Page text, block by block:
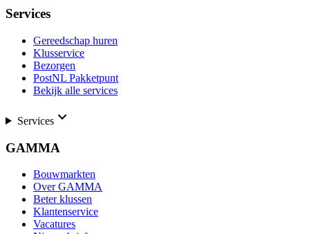
Services
Gereedschap huren
Klusservice
Bezorgen
PostNL Pakketpunt
Bekijk alle services
Services
GAMMA
Bouwmarkten
Over GAMMA
Beter klussen
Klantenservice
Vacatures